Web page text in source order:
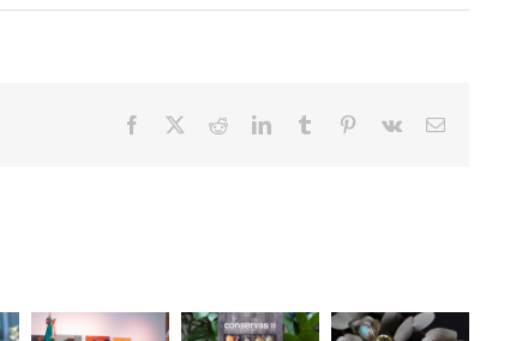
Facebook RedditLinkedInTumblr Pinterest
Vk Email